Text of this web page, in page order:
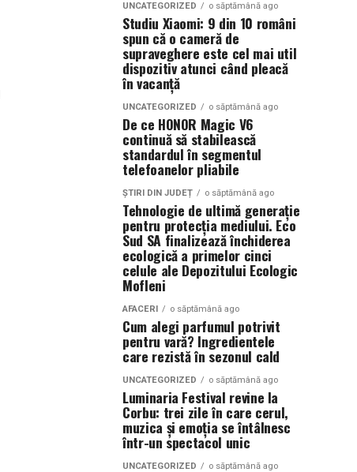
UNCATEGORIZED o săptămână ago
Studiu Xiaomi: 9 din 10 români
spun că o cameră de
supraveghere este cel mai util
dispozitiv atunci când pleacă
în vacanță
UNCATEGORIZED o săptămână ago
De ce HONOR Magic V6
continuă să stabilească
standardul în segmentul
telefoanelor pliabile
ȘTIRI DIN JUDEȚ o săptămână ago
Tehnologie de ultimă generație
pentru protecția mediului. Eco
Sud SA finalizează închiderea
ecologică a primelor cinci
celule ale Depozitului Ecologic
Mofleni
AFACERI o săptămână ago
Cum alegi parfumul potrivit
pentru vară? Ingredientele
care rezistă în sezonul cald
UNCATEGORIZED o săptămână ago
Luminaria Festival revine la
Corbu: trei zile în care cerul,
muzica și emoția se întâlnesc
într-un spectacol unic
UNCATEGORIZED o săptămână ago